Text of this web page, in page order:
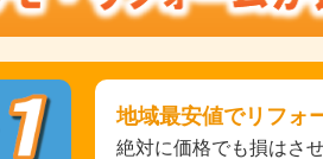
地域最安値でリフォ
絶対に価格でも損はさ